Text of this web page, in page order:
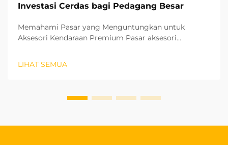
Investasi Cerdas bagi Pedagang Besar
Memahami Pasar yang Menguntungkan untuk
Aksesori Kendaraan Premium Pasar aksesori
sangat menguntungkan bagi para grosir. Produk-
LIHAT SEMUA